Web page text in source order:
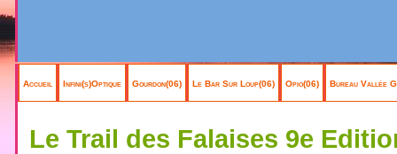
Accueil Infini(s)Optique Gourdon(06) Le Bar Sur Loup(06) Opio(06) Bureau Vallée
Le Trail des Falaises 9e